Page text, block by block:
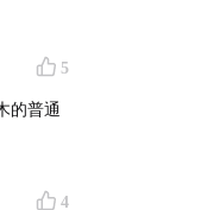
5
的普通
4